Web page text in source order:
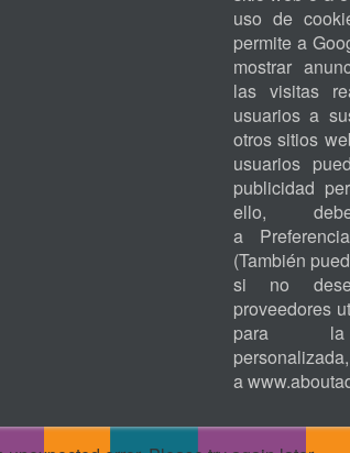
uso de
permite a
mostrar
las visitas
usuarios a
otros sitios
usuarios
publicidad
ello,
a
(También
si no
proveedores
para la
a